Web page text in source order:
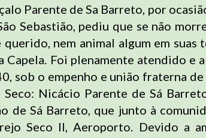
Parente de Sa Barreto, por
Sebastião, pediu que se não
querido, nem animal algum em
Capela. Foi plenamente atendido e
sob o empenho e união fraterna
Nicácio Parente de Sá
de Sá Barreto, que junto à
Seco II, Aeroporto. Devido a